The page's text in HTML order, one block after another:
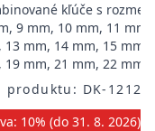
kľúče s
9 mm, 10 mm, 11 mm,
13 mm, 14 mm, 15 mm,
19 mm, 21 mm, 22 mm
produktu: DK-
10% (do 31. 8. 2026)